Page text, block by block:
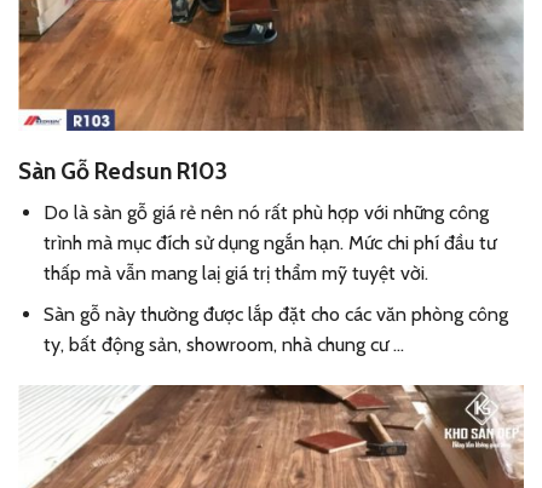
Sàn Gỗ Redsun R103
Do là sàn gỗ giá rẻ nên nó rất phù hợp với những công
trình mà mục đích sử dụng ngắn hạn. Mức chi phí đầu tư
thấp mà vẫn mang laị giá trị thẩm mỹ tuyệt vời.
Sàn gỗ này thường được lắp đặt cho các văn phòng công
ty, bất động sản, showroom, nhà chung cư …